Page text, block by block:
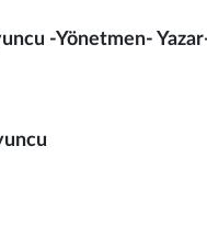
-Yönetmen-